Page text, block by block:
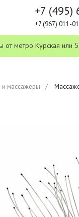
+7 (495)
+7 (967) 011-
от метро Курская
и массажёры